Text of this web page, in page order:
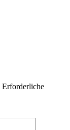
Erforderliche